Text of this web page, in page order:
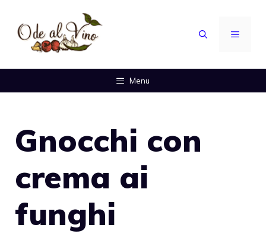
contenuto
MENU
Menu
Gnocchi con
crema ai
funghi